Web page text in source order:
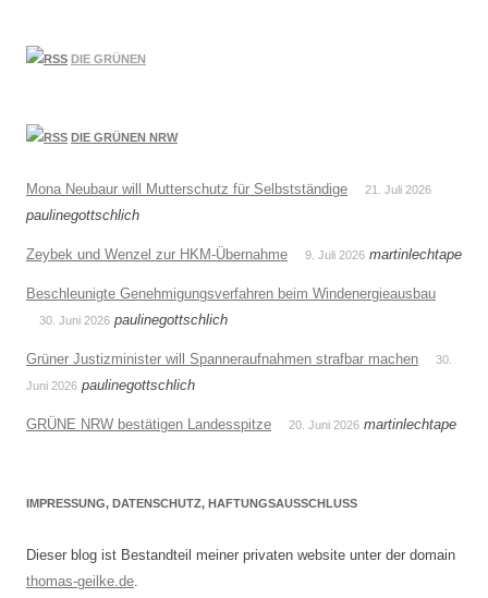
DIE GRÜNEN
DIE GRÜNEN NRW
Mona Neubaur will Mutterschutz für Selbstständige 21. Juli 2026
paulinegottschlich
Zeybek und Wenzel zur HKM-Übernahme 9. Juli 2026 martinlechtape
Beschleunigte Genehmigungsverfahren beim Windenergieausbau
30. Juni 2026 paulinegottschlich
Grüner Justizminister will Spanneraufnahmen strafbar machen
30.
Juni 2026 paulinegottschlich
GRÜNE NRW bestätigen Landesspitze 20. Juni 2026 martinlechtape
IMPRESSUNG, DATENSCHUTZ, HAFTUNGSAUSSCHLUSS
Dieser blog ist Bestandteil meiner privaten website unter der domain
thomas-geilke.de.